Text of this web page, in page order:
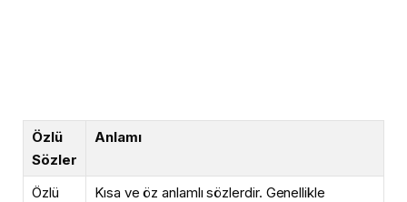
Özlü
Sözler
Anlamı
Özlü
Kısa ve öz anlamlı sözlerdir. Genellikle